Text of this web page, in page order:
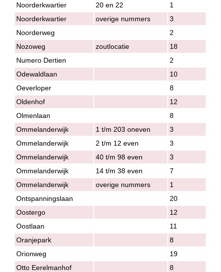
Noorderkwartier
20 en 22
1
Noorderkwartier
overige nummers
3
Noorderweg
2
Nozoweg
zoutlocatie
18
Numero Dertien
2
Odewaldlaan
10
Oeverloper
8
Oldenhof
12
Olmenlaan
8
Ommelanderwijk
1 t/m 203 oneven
3
Ommelanderwijk
2 t/m 12 even
3
Ommelanderwijk
40 t/m 98 even
3
Ommelanderwijk
14 t/m 38 even
7
Ommelanderwijk
overige nummers
1
Ontspanningslaan
20
Oostergo
12
Oostlaan
11
Oranjepark
8
Orionweg
19
Otto Eerelmanhof
8